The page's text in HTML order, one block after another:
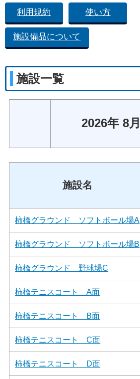
利用規約 使い方
施設備品について
施設一覧
2026年 8月
施設名
柿橋グラウンド ソフトボール場A
柿橋グラウンド ソフトボール場B
柿橋グラウンド 野球場C
柿橋テニスコート A面
柿橋テニスコート B面
柿橋テニスコート C面
柿橋テニスコート D面